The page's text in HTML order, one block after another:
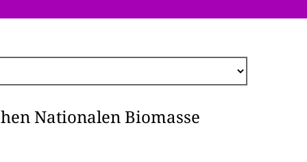
Nationalen Biomasse